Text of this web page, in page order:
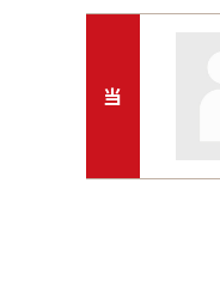
当